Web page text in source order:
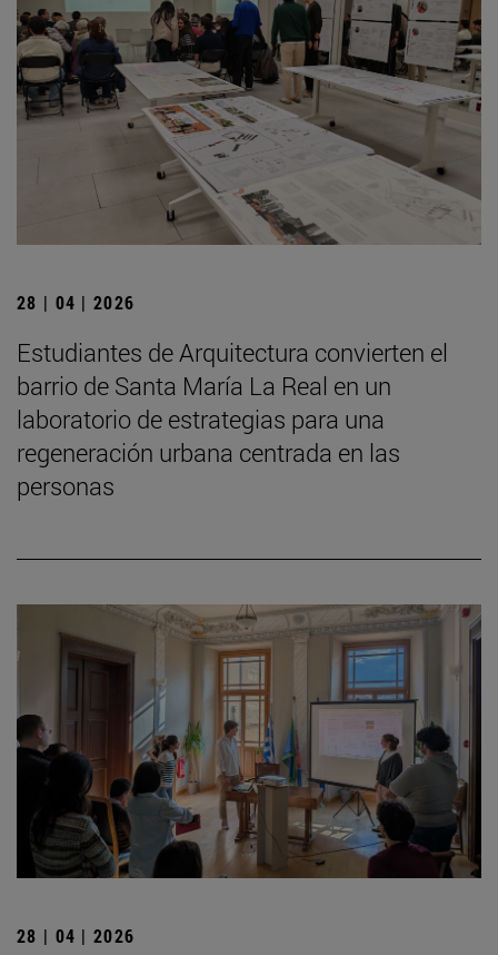
28 | 04 | 2026
Estudiantes de Arquitectura convierten el
barrio de Santa María La Real en un
laboratorio de estrategias para una
regeneración urbana centrada en las
personas
28 | 04 | 2026